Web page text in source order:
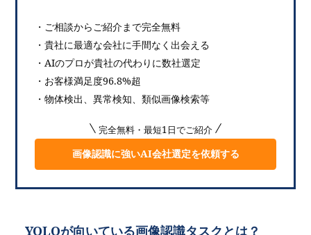
・ご相談からご紹介まで完全無料
・貴社に最適な会社に手間なく出会える
・AIのプロが貴社の代わりに数社選定
・お客様満足度96.8%超
・物体検出、異常検知、類似画像検索等
完全無料・最短1日でご紹介
画像認識に強いAI会社選定を依頼する
YOLOが向いている画像認識タスクとは？